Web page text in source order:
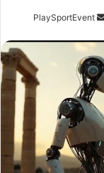
PlaySportEvent